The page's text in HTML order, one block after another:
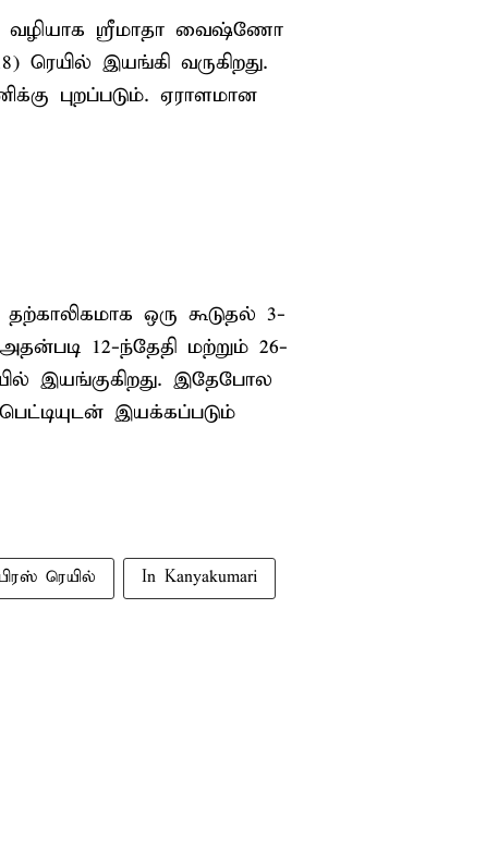
வழியாக ஸ்ரீமாதா வைஷ்ணோ
ரெயில் இயங்கி வருகிறது.
புறப்படும். ஏராளமான
ஒரு கூடுதல் 3-
12-ந்தேதி மற்றும் 26-
இயங்குகிறது. இதேபோல
இயக்கப்படும்
ரெயில் In Kanyakumari